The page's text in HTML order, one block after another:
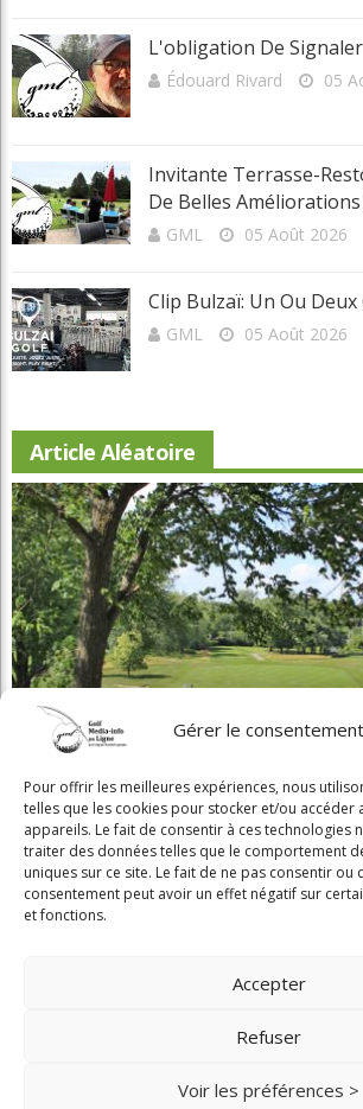
Gérer le consentement
Pour offrir les meilleures expériences, nous
telles que les cookies pour stocker et/ou accéder
appareils. Le fait de consentir à ces technologies
traiter des données telles que le comportement
uniques sur ce site. Le fait de ne pas consentir ou
consentement peut avoir un effet négatif sur
et fonctions.
Accepter
Refuser
Voir les préférences >
L'obligation De
Édouard Rivard 05
Invitante Terrasse-
De Belles
GML 05 Août 2026
Clip Bulzaï: Un Ou Deux
GML 05 Août 2026
Article Aléatoire
Beaconsfield renoue avec son
Martial Lapointe |NOUS JOINDRE
Politique de confidentialité